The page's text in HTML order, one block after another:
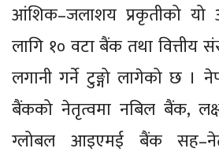
आंशिक–जलाशय प्रकृतीको यो
लागि १० वटा बैंक तथा वित्तीय
लगानी गर्ने टुङ्गो लागेको छ ।
बैंकको नेतृत्वमा नबिल बैंक,
ग्लोबल आइएमई बैंक